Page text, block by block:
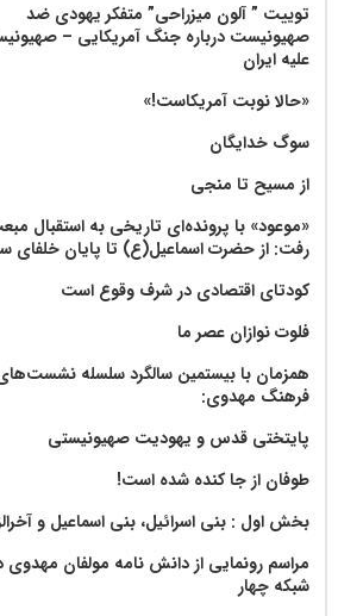
توییت ” آلون میزراحی” متفکر یهودی ضد
صهیونیست درباره جنگ آمریکایی –
علیه ایران
«حالا نوبت آمریکاست!»
سوگ خدایگان
از مسیح تا منجی
«موعود» با پرونده‌ای تاریخی به استقبال
رفت: از حضرت اسماعیل(ع) تا پایان خلفای
کودتای اقتصادی در شرف وقوع است
فلوت نوازان عصر ما
همزمان با بیستمین سالگرد سلسله
فرهنگ مهدوی:‌
پایتختی قدس و یهودیت صهیونیستی
طوفان از جا کنده شده است!
بخش اول : بنی اسرائیل، بنی اسماعیل و
مراسم رونمایی از دانش نامه مولفان مهدوی
شبکه چهار